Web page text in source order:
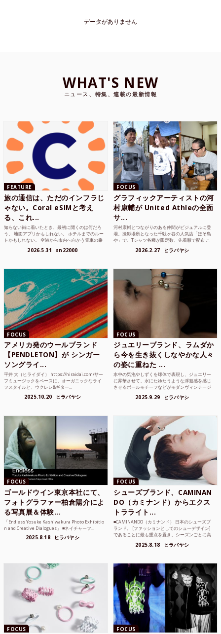
データがありません
WHAT'S NEW
ニュース、特集、連載の最新情報
FEATURE
旅の通信は、ただのインフラじ
ゃない。Coral eSIMと考え
る、これ...
知らない街に着いたとき、最初に開くのは何だろ
う。 地図アプリかもしれない。 ホテルまでのルー
トかもしれない。 空港から市内へ向かう電車の乗
2026.5.31 sn22000
FOCUS
グラフィックアーティストの河
村康輔が United Athleの全面
サ...
河村康輔とつながりのある仲間がビジュアルに登
場。撮影場所となった千駄ヶ谷の人気店「ほそ島
や」で、Tシャツ各種が限定数、先着順で配布 こ
2026.2.27 ヒラバヤシ
FOCUS
アメリカ発のウールブランド
【PENDLETON】が シンガー
ソングライ...
平井 大（ヒライダイ） https://hiraidai.com/サー
フミュージックをベースに、オーガニックなライ
フスタイルと、ウクレレ&ギター...
2025.10.20 ヒラバヤシ
FOCUS
ジュエリーブランド、ラムダか
ら今を生き抜くしなやかな人々
の姿に重ねた ...
水中の気泡やしずくを球体で表現し、ジュエリー
に昇華させて、水にたゆたうような浮遊感を感じ
させるボールモチーフなどがモダンヴィンテージ
2025.9.29 ヒラバヤシ
FOCUS
ゴールドウイン東京本社にて、
フォトグラファー柏倉陽介によ
る写真展＆体験...
「Endless Yosuke Kashiwakura Photo Exhibitio
n and Creative Dialogues」 ■ネイチャーフ...
2025.8.18 ヒラバヤシ
FOCUS
シューズブランド、CAMINAN
DO（カミナンド）からエクス
トラライト...
■CAMINANDO（カミナンド） 日本のシューズブ
ランド。 [ファッションとしてのシューデザイン]
であることに最も重点を置き、シーズンごとに高
2025.8.18 ヒラバヤシ
FOCUS FOCUS